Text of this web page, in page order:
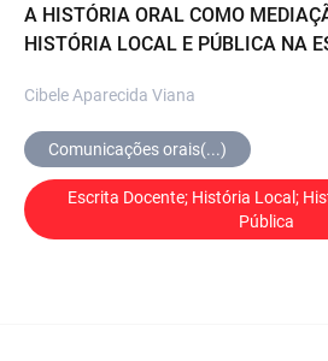
A HISTÓRIA ORAL COMO
HISTÓRIA LOCAL E PÚBLICA NA
Cibele Aparecida Viana
Comunicações orais(...)
Escrita Docente; História Local;
Pública